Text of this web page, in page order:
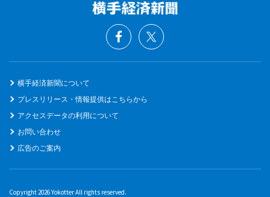
横手経済新聞について
プレスリリース・情報提供はこちらから
アクセスデータの利用について
お問い合わせ
広告のご案内
Copyright 2026 Yokotter All rights reserved.